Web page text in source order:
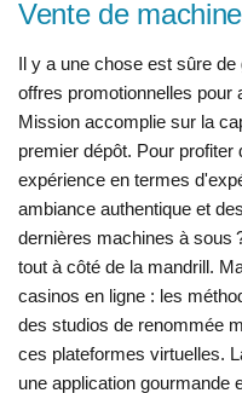
Vente de
Il y a une chose est sûre
offres promotionnelles pour
Mission accomplie sur la
premier dépôt. Pour
expérience en termes
ambiance authentique et
dernières machines à sous
tout à côté de la mandrill.
casinos en ligne : les
des studios de renommée
ces plateformes virtuelles.
une application gourmande